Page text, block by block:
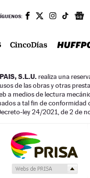
S.L.U. realiza una
de las obras y otras
a medios de lectura
a tal fin de conformidad
ley 24/2021, de 2 de